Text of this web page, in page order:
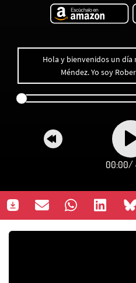
Hola y bienvenidos un día
Méndez. Yo soy
00:00/